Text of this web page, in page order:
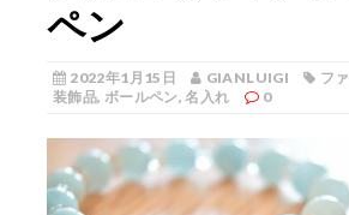
ペン
2022年1月15日 GIANLUIGI
フ
装飾品, ボールペン,名入れ 0